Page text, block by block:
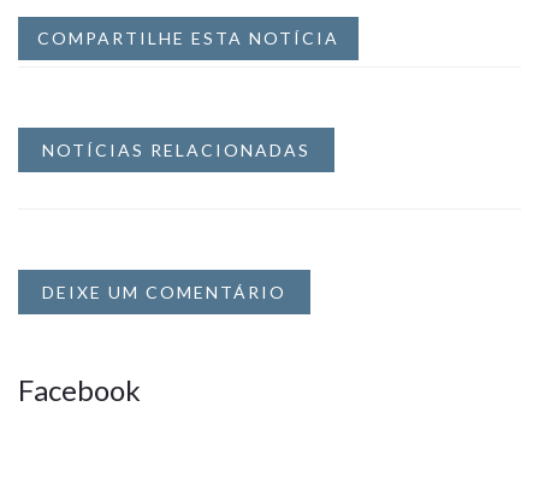
COMPARTILHE ESTA NOTÍCIA
NOTÍCIAS RELACIONADAS
DEIXE UM COMENTÁRIO
Facebook